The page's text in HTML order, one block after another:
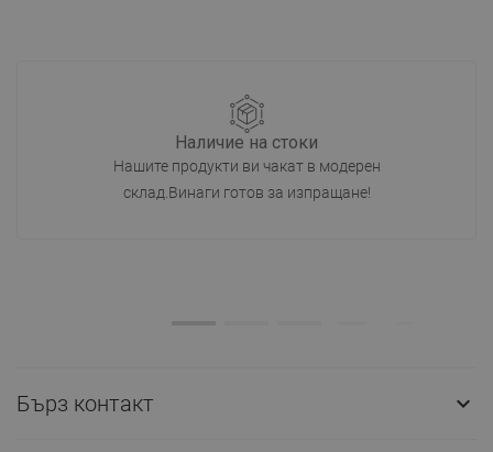
Наличие на стоки
Нашите продукти ви чакат в модерен
склад.Винаги готов за изпращане!
Бърз контакт 